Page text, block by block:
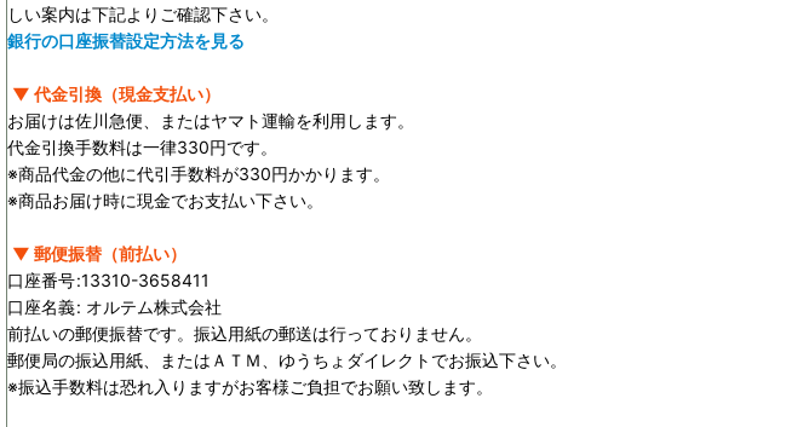
しい案内は下記よりご確認下さい。
銀行の口座振替設定方法を見る
▼ 代金引換（現金支払い）
お届けは佐川急便、またはヤマト運輸を利用します。
代金引換手数料は一律330円です。
※商品代金の他に代引手数料が330円かかります。
※商品お届け時に現金でお支払い下さい。
▼ 郵便振替（前払い）
口座番号:13310-3658411
口座名義: オルテム株式会社
前払いの郵便振替です。振込用紙の郵送は行っておりません。
郵便局の振込用紙、またはＡＴＭ、ゆうちょダイレクトでお振込下さい。
※振込手数料は恐れ入りますがお客様ご負担でお願い致します。